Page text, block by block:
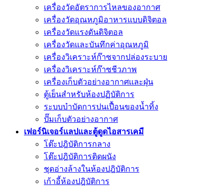
เครื่องวัดอัตราการไหลของอากาศ
เครื่องวัดอุณหภูมิอาหารแบบดิจิตอล
เครื่องวัดแรงดันดิจิตอล
เครื่องวัดและบันทึกค่าอุณหภูมิ
เครื่องวิเคราะห์ก๊าซจากปล่องระบาย
เครื่องวิเคราะห์ก๊าซชีวภาพ
เครื่องเก็บตัวอย่างอากาศเเละฝุ่น
ตู้เย็นสำหรับห้องปฏิบัติการ
ระบบบำบัดการปนเปื้อนของน้ำทิ้ง
ปั๊มเก็บตัวอย่างอากาศ
เฟอร์นิเจอร์แลปและตู้ดูดไอสารเคมี
โต๊ะปฎิบัติการกลาง
โต๊ะปฎิบัติการติดผนัง
ชุดอ่างล้างในห้องปฎิบัติการ
เก้าอี้ห้องปฎิบัติการ